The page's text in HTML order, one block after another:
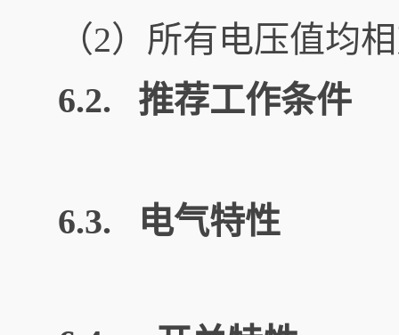
（2）所有电压值均
6.2. 推荐工作条件
6.3. 电气特性